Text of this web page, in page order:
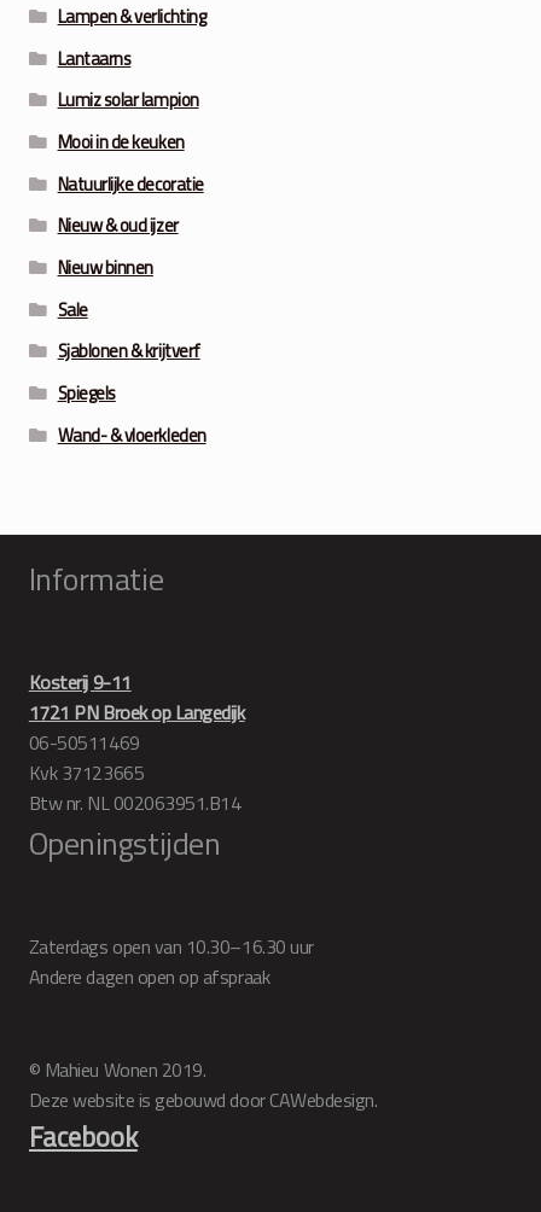
Lampen & verlichting
Lantaarns
Lumiz solar lampion
Mooi in de keuken
Natuurlijke decoratie
Nieuw & oud ijzer
Nieuw binnen
Sale
Sjablonen & krijtverf
Spiegels
Wand- & vloerkleden
Informatie
Kosterij 9-11
1721 PN Broek op Langedijk
06-50511469
Kvk 37123665
Btw nr. NL 002063951.B14
Openingstijden
Zaterdags open van 10.30–16.30 uur
Andere dagen open op afspraak
© Mahieu Wonen 2019.
Deze website is gebouwd door CAWebdesign.
Facebook